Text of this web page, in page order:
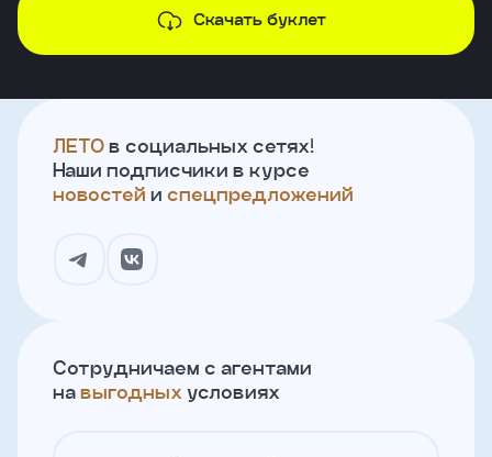
Скачать буклет
ЛЕТО в социальных сетях!
Наши подписчики в курсе
новостей и спецпредложений
Сотрудничаем с агентами
на выгодных условиях